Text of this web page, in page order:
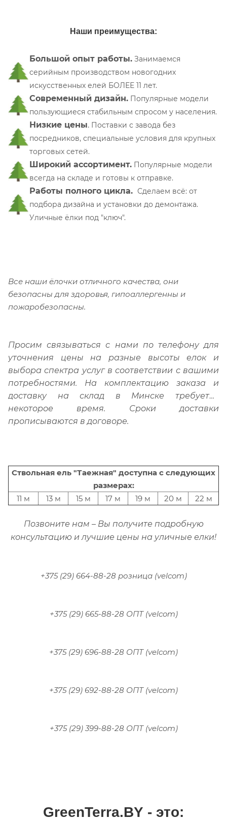
Наши преимущества:
Большой опыт работы. Занимаемся
серийным производством новогодних
искусственных елей БОЛЕЕ 11 лет.
Современный дизайн. Популярные модели
пользующиеся стабильным спросом у населения.
Низкие цены. Поставки с завода без
посредников, специальные условия для крупных
торговых сетей.
Широкий ассортимент. Популярные модели
всегда на складе и готовы к отправке.
Работы полного цикла. Сделаем всё: от
подбора дизайна и установки до демонтажа.
Уличные ёлки под "ключ".
Все наши ёлочки отличного качества, они
безопасны для здоровья, гипоаллергенны и
пожаробезопасны.
Просим связываться с нами по телефону для
уточнения цены на разные высоты елок и
выбора спектра услуг в соответствии с вашими
потребностями.
На комплектацию заказа и
доставку на склад в Минске требуется
некоторое время. Сроки доставки
прописываются в договоре.
Ствольная ель "Таежная" доступна с следующих
размерах:
11 м
13 м 15 м 17 м 19 м 20 м 22 м
Позвоните нам – Вы получите подробную
консультацию и лучшие цены на уличные елки!
+375 (29) 664-88-28 розница (velcom)
+375 (29) 665-88-28 ОПТ (velcom)
+375 (29) 696-88-28 ОПТ (velcom)
+375 (29) 692-88-28 ОПТ (velcom)
+375 (29) 399-88-28 ОПТ (velcom)
GreenTerra.BY - это: